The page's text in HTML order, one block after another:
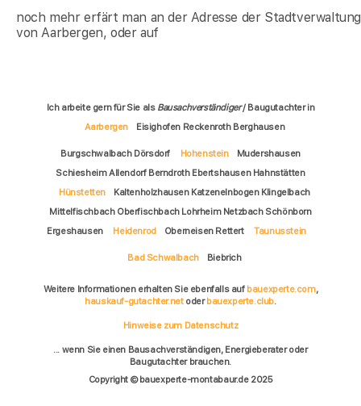
noch mehr erfärt man an der Adresse der Stadtverwaltung
von Aarbergen, oder auf
Ich arbeite gern für Sie als Bausachverständiger/ Baugutachter in
Aarbergen
Eisighofen Reckenroth Berghausen
Burgschwalbach Dörsdorf Hohenstein
Mudershausen
Schiesheim Allendorf Berndroth Ebertshausen Hahnstätten
Hünstetten
Kaltenholzhausen Katzenelnbogen Klingelbach
Mittelfischbach Oberfischbach Lohrheim Netzbach Schönborn
Ergeshausen
Heidenrod Oberneisen Rettert Taunusstein
Bad Schwalbach Biebrich
Weitere Informationen erhalten Sie ebenfalls auf bauexperte.com,
hauskauf-gutachter.netoderbauexperte.club.
Hinweise zum Datenschutz
... wenn Sie einen Bausachverständigen, Energieberater oder
Baugutachter brauchen.
Copyright © bauexperte-montabaur.de 2025